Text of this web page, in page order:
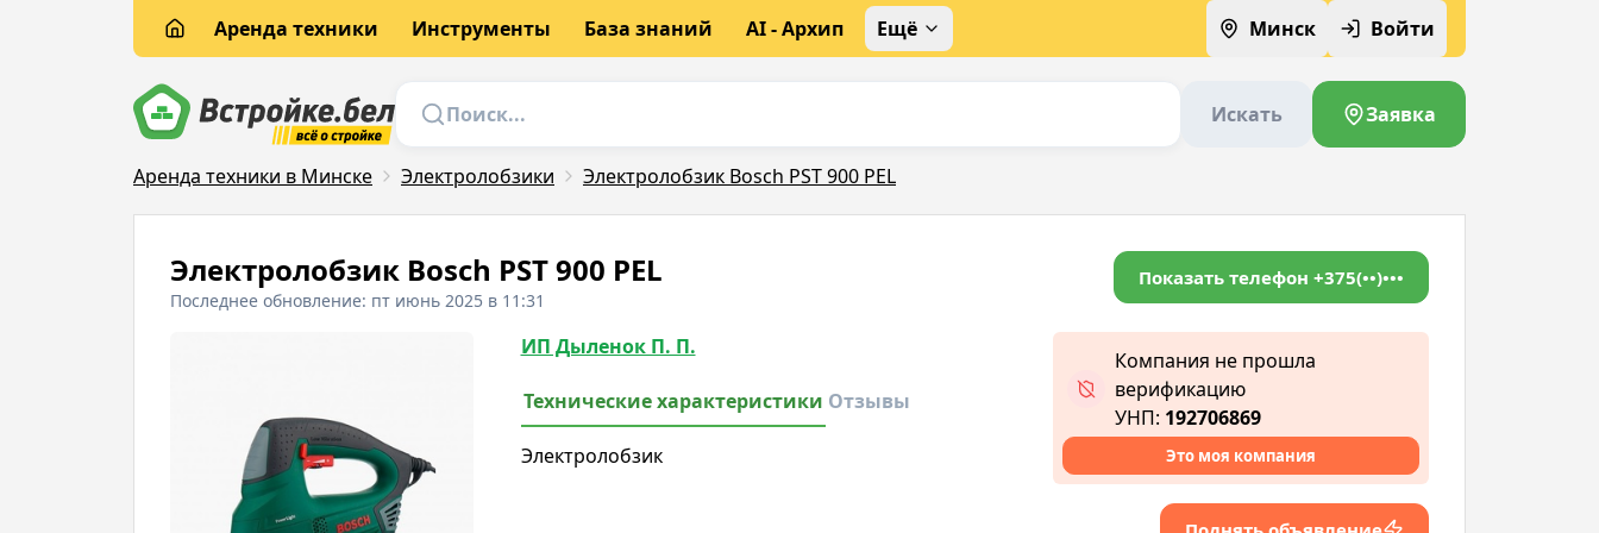
Аренда техники Инструменты База знаний AI - Архип Ещё Минск Войти
Искать Заявка
Аренда техники в Минске Электролобзики Электролобзик Bosch PST 900 PEL
Электролобзик Bosch PST 900 PEL
Последнее обновление: пт июнь 2025 в 11:31
Показать телефон +375(••)•••
ИП Дыленок П. П.
Технические характеристики Отзывы
Электролобзик
Компания не прошла
верификацию
УНП: 192706869
Это моя компания